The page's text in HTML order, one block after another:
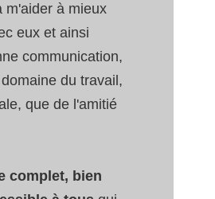
m'aider à mieux
eux et ainsi
communication,
du travail,
que de l'amitié
complet, bien